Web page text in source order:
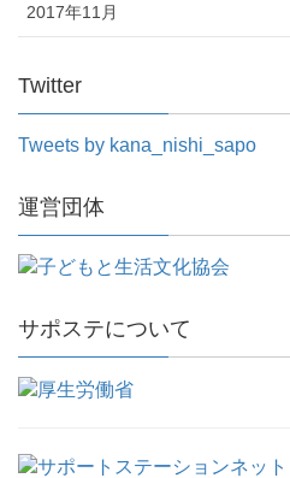
2017年11月
Twitter
Tweets by kana_nishi_sapo
運営団体
サポステについて